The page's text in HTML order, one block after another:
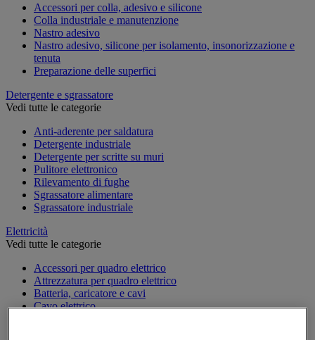
Accessori per colla, adesivo e silicone
Colla industriale e manutenzione
Nastro adesivo
Nastro adesivo, silicone per isolamento, insonorizzazione e
tenuta
Preparazione delle superfici
Detergente e sgrassatore
Vedi tutte le categorie
Anti-aderente per saldatura
Detergente industriale
Detergente per scritte su muri
Pulitore elettronico
Rilevamento di fughe
Sgrassatore alimentare
Sgrassatore industriale
Elettricità
Vedi tutte le categorie
Accessori per quadro elettrico
Attrezzatura per quadro elettrico
Batteria, caricatore e cavi
Cavo elettrico